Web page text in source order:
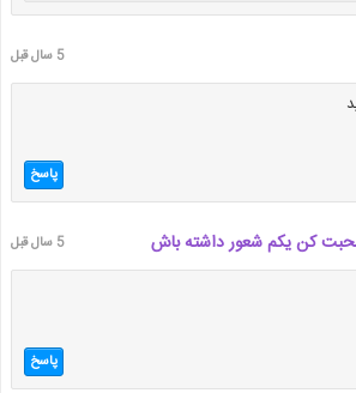
5 سال قبل
پاسخ
کن یکم شعور داشته باش 5 سال قبل
پاسخ